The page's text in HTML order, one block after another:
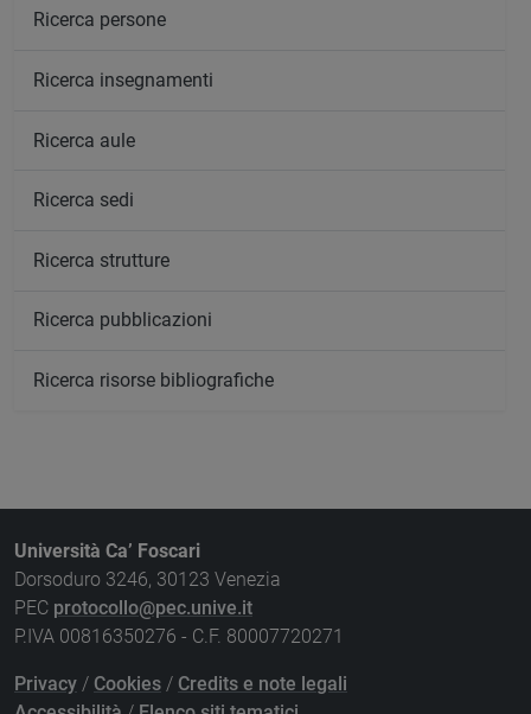
Ricerca persone
Ricerca insegnamenti
Ricerca aule
Ricerca sedi
Ricerca strutture
Ricerca pubblicazioni
Ricerca risorse bibliografiche
Università Ca’ Foscari
Dorsoduro 3246, 30123 Venezia
PEC protocollo@pec.unive.it
P.IVA 00816350276 - C.F. 80007720271
Privacy / Cookies / Credits e note legali